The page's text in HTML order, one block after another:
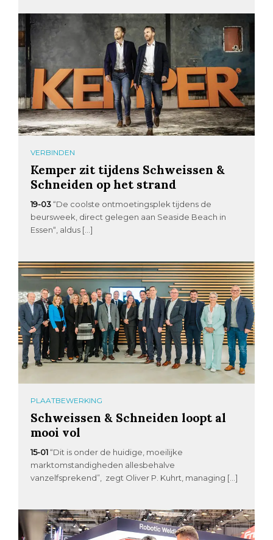
VERBINDEN
Kemper zit tijdens Schweissen &
Schneiden op het strand
19-03 “De coolste ontmoetingsplek tijdens de
beursweek, direct gelegen aan Seaside Beach in
Essen“, aldus […]
PLAATBEWERKING
Schweissen & Schneiden loopt al
mooi vol
15-01 “Dit is onder de huidige, moeilijke
marktomstandigheden allesbehalve
vanzelfsprekend”, zegt Oliver P. Kuhrt, managing […]